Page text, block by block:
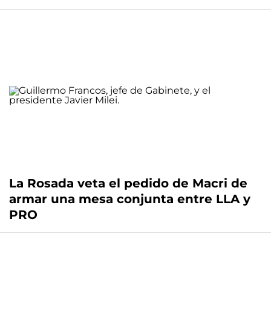
La Rosada veta el pedido de Macri de
armar una mesa conjunta entre LLA y
PRO